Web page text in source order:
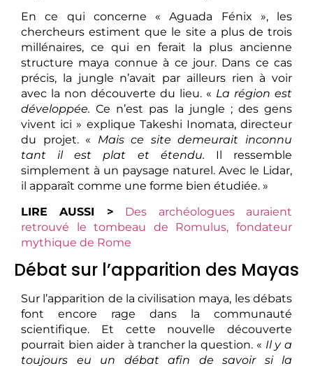
En ce qui concerne « Aguada Fénix », les
chercheurs estiment que le site a plus de trois
millénaires, ce qui en ferait la plus ancienne
structure maya connue à ce jour. Dans ce cas
précis, la jungle n’avait par ailleurs rien à voir
avec la non découverte du lieu. « La région est
développée. Ce n’est pas la jungle ; des gens
vivent ici » explique Takeshi Inomata, directeur
du projet. « Mais ce site demeurait inconnu
tant il est plat et étendu. Il ressemble
simplement à un paysage naturel. Avec le Lidar,
il apparaît comme une forme bien étudiée. »
LIRE AUSSI >
Des archéologues auraient
retrouvé le tombeau de Romulus, fondateur
mythique de Rome
Débat sur l’apparition des Mayas
Sur l’apparition de la civilisation maya, les débats
font encore rage dans la communauté
scientifique. Et cette nouvelle découverte
pourrait bien aider à trancher la question. « Il y a
toujours eu un débat afin de savoir si la